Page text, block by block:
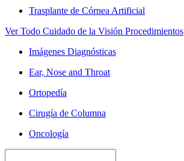
Trasplante de Córnea Artificial
Ver Todo Cuidado de la Visión Procedimientos
Imágenes Diagnósticas
Ear, Nose and Throat
Ortopedía
Cirugía de Columna
Oncología